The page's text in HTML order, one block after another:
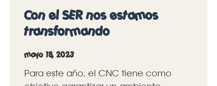
Con el SER nos estamos
transformando
mayo 18, 2023
Para este año, el CNC tiene como